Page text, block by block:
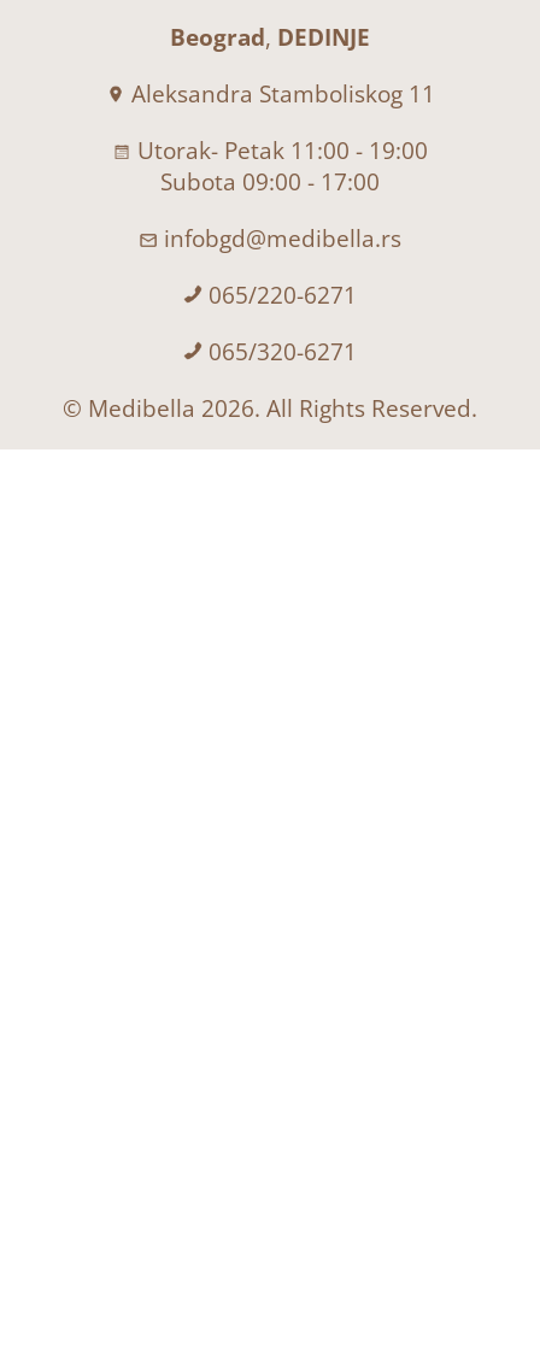
Beograd, DEDINJE
Aleksandra Stamboliskog 11
Utorak- Petak 11:00 - 19:00
Subota 09:00 - 17:00
infobgd@medibella.rs
065/220-6271
065/320-6271
© Medibella 2026. All Rights Reserved.